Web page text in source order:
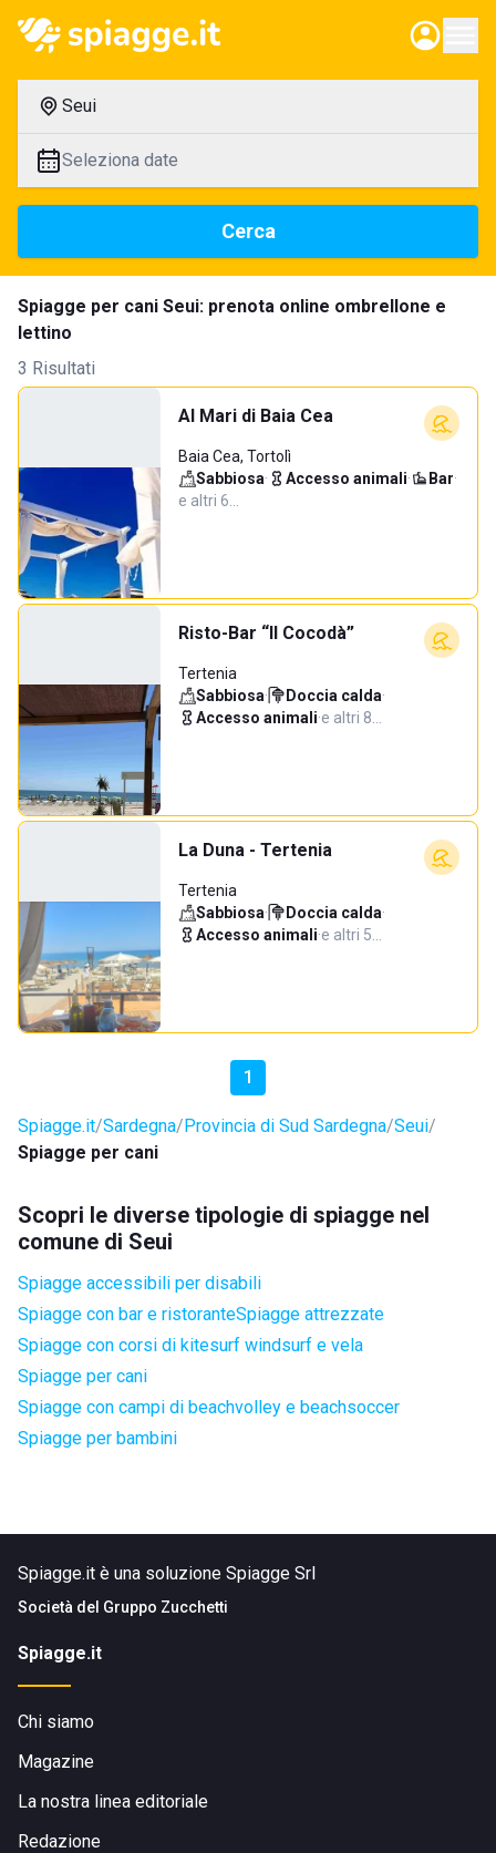
Seui
Seleziona date
Cerca
Spiagge per cani Seui: prenota online ombrellone e
lettino
3 Risultati
Al Mari di Baia Cea
Baia Cea, Tortolì
Sabbiosa· Accesso animali· Bar·
e altri 6…
Risto-Bar “Il Cocodà”
Tertenia
Sabbiosa· Doccia calda·
Accesso animali·e altri 8…
La Duna - Tertenia
Tertenia
Sabbiosa· Doccia calda·
Accesso animali·e altri 5…
1
Spiagge.it Sardegna Provincia di Sud Sardegna Seui
Spiagge per cani
Scopri le diverse tipologie di spiagge nel
comune di Seui
Spiagge accessibili per disabili
Spiagge con bar e ristoranteSpiagge attrezzate
Spiagge con corsi di kitesurf windsurf e vela
Spiagge per cani
Spiagge con campi di beachvolley e beachsoccer
Spiagge per bambini
Spiagge.it è una soluzione Spiagge Srl
Società del Gruppo Zucchetti
Spiagge.it
Chi siamo
Magazine
La nostra linea editoriale
Redazione